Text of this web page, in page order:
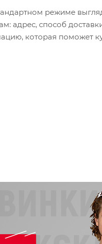
режиме
адрес, способ
которая поможет